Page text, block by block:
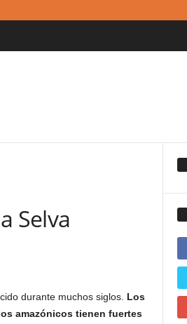
Selva
durante muchos siglos. Los
amazónicos tienen fuertes